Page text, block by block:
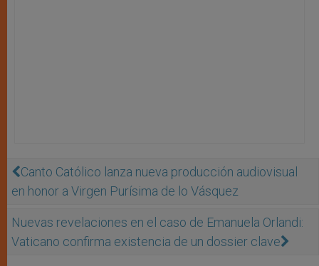
Canto Católico lanza nueva producción audiovisual
en honor a Virgen Purísima de lo Vásquez
Nuevas revelaciones en el caso de Emanuela Orlandi:
Vaticano confirma existencia de un dossier clave